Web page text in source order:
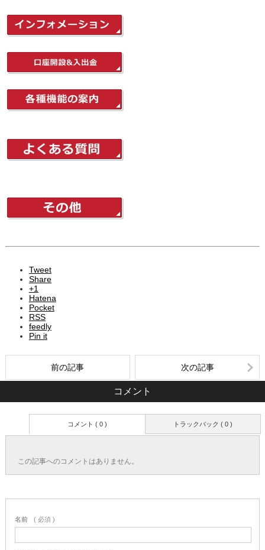
Tweet
Share
+1
Hatena
Pocket
RSS
feedly
Pin it
前の記事 次の記事
コメント
トラックバック ( 0 )
コメント ( 0 )
この記事へのコメントはありません。
名前 ( 必須 )